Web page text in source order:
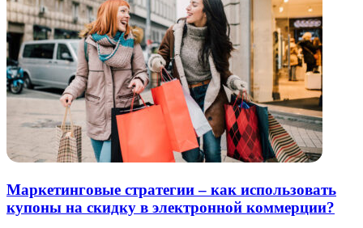
Маркетинговые стратегии – как использовать
купоны на скидку в электронной коммерции?